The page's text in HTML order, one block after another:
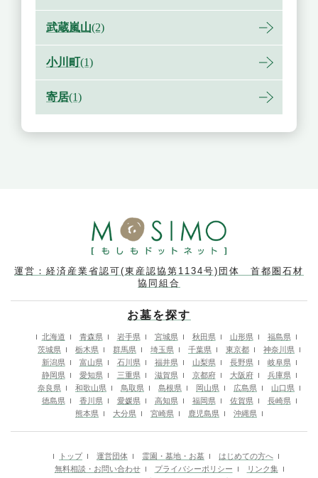
武蔵嵐山(2)
小川町(1)
寄居(1)
運営：経済産業省認可(東産認協第1134号)団体 首都圏石材
協同組合
お墓を探す
北海道 青森県 岩手県 宮城県 秋田県 山形県
福島県
茨城県
栃木県 群馬県 埼玉県 千葉県 東京都
神奈川県
新潟県
富山県 石川県 福井県 山梨県 長野県
岐阜県
静岡県
愛知県 三重県 滋賀県 京都府 大阪府
兵庫県
奈良県
和歌山県 鳥取県 島根県 岡山県 広島県
山口県
徳島県
香川県 愛媛県 高知県 福岡県 佐賀県
長崎県
熊本県
大分県 宮崎県 鹿児島県 沖縄県
トップ 運営団体 霊園・墓地・お墓
はじめての方へ
無料相談・お問い合わせ
プライバシーポリシー
リンク集